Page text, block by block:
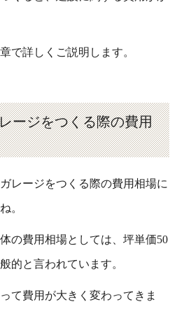
で詳しくご説明します。
ージをつくる際の費用
レージをつくる際の費用相場に
。
の費用相場としては、坪単価50
的と言われています。
て費用が大きく変わってきま